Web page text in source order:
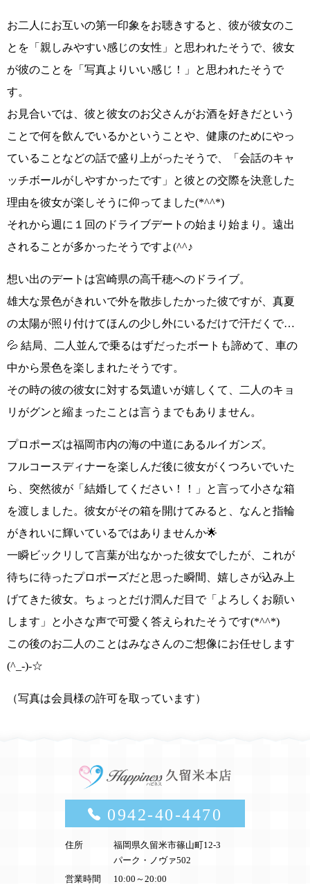
お二人にお互いの第一印象をお聴きすると、彼が彼女のこ
とを 「親しみやすい感じの女性 」
と思われたそうで、彼女
が彼のことを 「写真よりいい感じ！」
と思われたそうで
す。
お見合いでは、彼と彼女のお父さんがお酒を好きだという
ことで何を飲んでいるかということや、健康のためにやっ
ていることなどの話で盛り上がったそうで、
「会話のキャ
ッチボールがしやすかったです」
と彼との交際を決意した
理由を彼女が楽しそうに仰ってました(*^^*)
それから週に１回のドライブデートの始まり始まり。遠出
されることが多かったそうですよ(^^♪
想い出のデートは宮崎県の高千穂へのドライブ。
雄大な景色がきれいで外を散歩したかった彼ですが、真夏
の太陽が照り付けてほんの少し外にいるだけで汗だくで…
💦 結局、二人並んで乗るはずだったボートも諦めて、車の
中から景色を楽しまれたそうです。
その時の彼の彼女に対する気遣いが嬉しくて、
二人のキョ
リがグンと縮まった ことは言うまでもありません。
プロポーズは福岡市内の海の中道にあるルイガンズ。
フルコースディナーを楽しんだ後に彼女がくつろいでいた
ら、突然彼が 「結婚してください！！」
と言って小さな箱
を渡しました。彼女がその箱を開けてみると、なんと指輪
がきれいに輝いているではありませんか🌟
一瞬ビックリして言葉が出なかった彼女でしたが、
これが
待ちに待ったプロポーズだと思った瞬間、嬉しさが込み上
げてきた彼女。ちょっとだけ潤んだ目で「よろしくお願い
します」
と小さな声で可愛く答えられたそうです(*^^*)
この後のお二人のことはみなさんのご想像にお任せします
(^_-)-☆
（写真は会員様の許可を取っています）
0942-40-4470
住所
福岡県久留米市篠山町12-3
パーク・ノヴァ502
営業時間
10:00～20:00